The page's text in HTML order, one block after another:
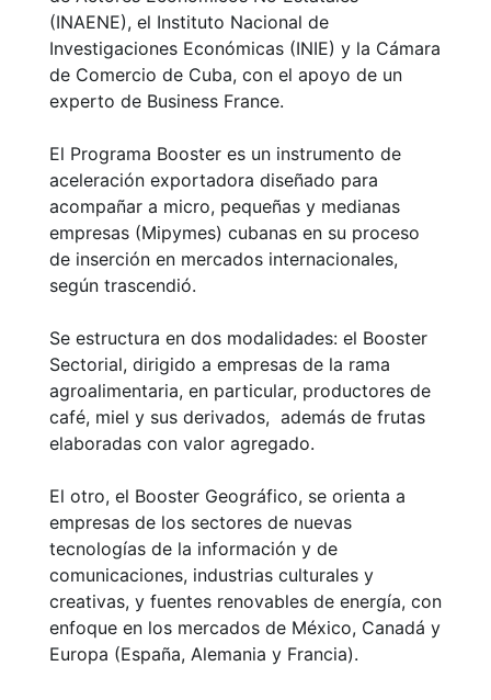
(INAENE), el Instituto Nacional de
Investigaciones Económicas (INIE) y la Cámara
de Comercio de Cuba, con el apoyo de un
experto de Business France.
El Programa Booster es un instrumento de
aceleración exportadora diseñado para
acompañar a micro, pequeñas y medianas
empresas (Mipymes) cubanas en su proceso
de inserción en mercados internacionales,
según trascendió.
Se estructura en dos modalidades: el Booster
Sectorial, dirigido a empresas de la rama
agroalimentaria, en particular, productores de
café, miel y sus derivados, además de frutas
elaboradas con valor agregado.
El otro, el Booster Geográfico, se orienta a
empresas de los sectores de nuevas
tecnologías de la información y de
comunicaciones, industrias culturales y
creativas, y fuentes renovables de energía, con
enfoque en los mercados de México, Canadá y
Europa (España, Alemania y Francia).